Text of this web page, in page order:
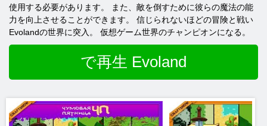
使用する必要があります。 また、敵を倒すために彼らの魔法の能
力を向上させることができます。 信じられないほどの冒険と戦い
Evolandの世界に突入。 仮想ゲーム世界のチャンピオンになる。
で再生 Evoland